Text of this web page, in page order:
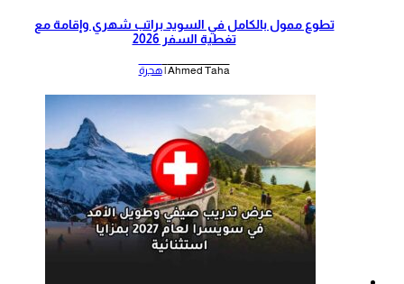
تطوع ممول بالكامل في السويد براتب شهري وإقامة مع
تغطية السفر 2026
Ahmed Taha | هجرة